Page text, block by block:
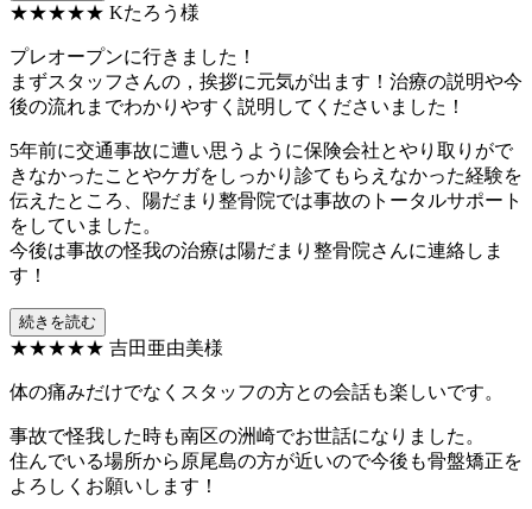
★★★★★ Kたろう様
プレオープンに行きました！
まずスタッフさんの，挨拶に元気が出ます！治療の説明や今
後の流れまでわかりやすく説明してくださいました！
5年前に交通事故に遭い思うように保険会社とやり取りがで
きなかったことやケガをしっかり診てもらえなかった経験を
伝えたところ、陽だまり整骨院では事故のトータルサポート
をしていました。
今後は事故の怪我の治療は陽だまり整骨院さんに連絡しま
す！
続きを読む
★★★★★ 吉田亜由美様
体の痛みだけでなくスタッフの方との会話も楽しいです。
事故で怪我した時も南区の洲崎でお世話になりました。
住んでいる場所から原尾島の方が近いので今後も骨盤矯正を
よろしくお願いします！